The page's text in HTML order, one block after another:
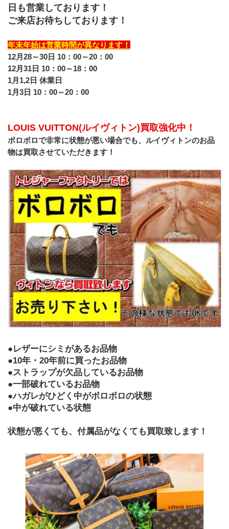
日も営業しております！
ご来店お待ちしております！
年末年始は営業時間が異なります！
12月28～30日 10：00～20：00
12月31日 10：00～18：00
1月1,2日 休業日
1月3日 10：00～20：00
LOUIS VUITTON(ルイヴィトン)買取強化中！
ボロボロで非常に状態が悪い場合でも、ルイヴィトンのお品
物は買取させていただきます！
●レザーにシミがあるお品物
●10年・20年前に買ったお品物
●ストラップが欠品しているお品物
●一部破れているお品物
●ハガレがひどく中がボロボロの状態
●中が破れている状態
状態が悪くても、付属品がなくても買取致します！